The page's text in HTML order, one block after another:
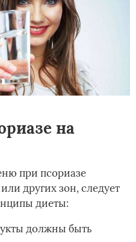
на
при псориазе
других зон, следует
диеты:
должны быть